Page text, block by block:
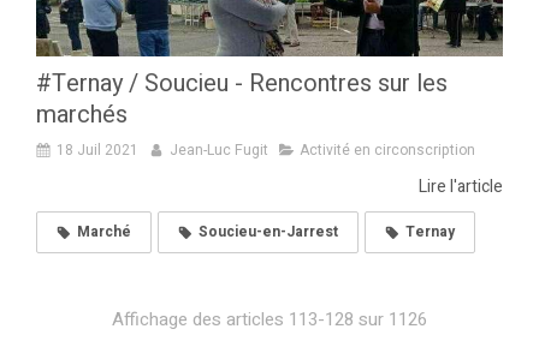
#Ternay / Soucieu - Rencontres sur les
marchés
18 Juil 2021 Jean-Luc Fugit Activité en circonscription
Lire l'article
Marché Soucieu-en-Jarrest Ternay
Affichage des articles 113-128 sur 1126